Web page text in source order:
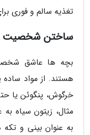
تغذیه سالم و فوری
ساختن شخصیت
بچه ها عاشق
هستند. از مواد
خرگوش، پنگوئن یا
مثال، زیتون سیاه
به عنوان بینی و